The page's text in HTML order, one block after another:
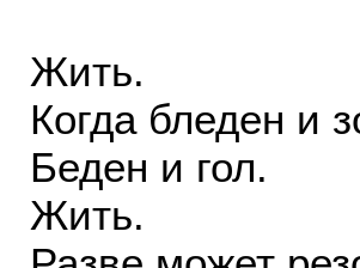
Жить.
Когда бледен и
Беден и гол.
Жить.